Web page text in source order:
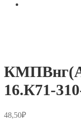
16.К71-
48,50₽